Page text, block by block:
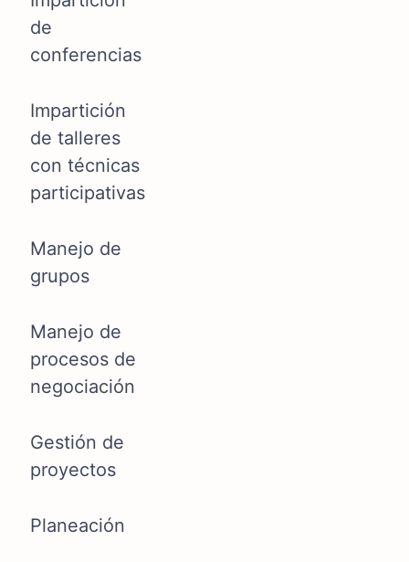
de
conferencias
Impartición
de talleres
con técnicas
participativas
Manejo de
grupos
Manejo de
procesos de
negociación
Gestión de
proyectos
Planeación